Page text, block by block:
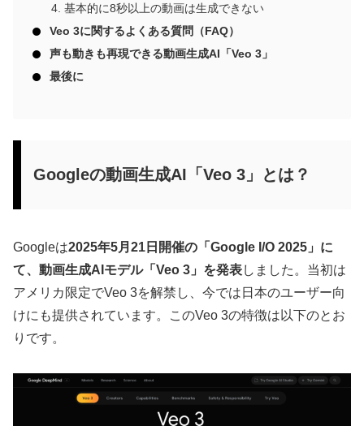
基本的に8秒以上の動画は生成できない
Veo 3に関するよくある質問（FAQ）
声も動きも再現できる動画生成AI「Veo 3」
最後に
Googleの動画生成AI「Veo 3」とは？
Googleは2025年5月21日開催の「Google I/O 2025」に
て、動画生成AIモデル「Veo 3」を発表しました。当初は
アメリカ限定でVeo 3を解禁し、今では日本のユーザー向
けにも提供されています。このVeo 3の特徴は以下のとお
りです。